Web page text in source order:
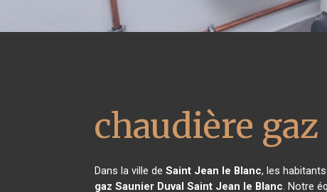
chaudière
Dans la ville de Saint Jean le Blanc, les
gaz Saunier Duval Saint Jean le Blanc. Notre